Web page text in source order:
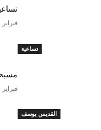
تساعية
فبراير 20, 2026
القديس يوسف
فبراير 20, 2026